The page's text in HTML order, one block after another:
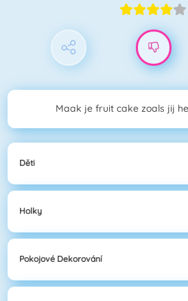
Maak je fruit cake zoals jij
Děti
Holky
Pokojové Dekorování